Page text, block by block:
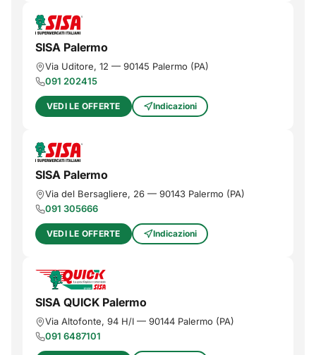
SISA Palermo
Via Uditore, 12 — 90145 Palermo (PA)
091 202415
VEDI LE OFFERTE Indicazioni
SISA Palermo
Via del Bersagliere, 26 — 90143 Palermo (PA)
091 305666
VEDI LE OFFERTE Indicazioni
SISA QUICK Palermo
Via Altofonte, 94 H/I — 90144 Palermo (PA)
091 6487101